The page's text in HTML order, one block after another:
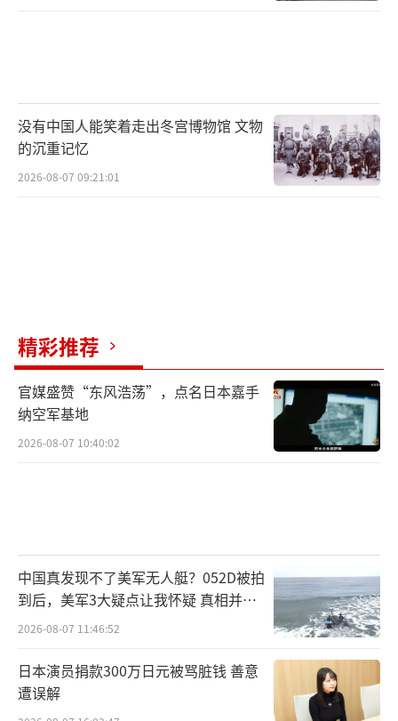
没有中国人能笑着走出冬宫博物馆 文物
的沉重记忆
2026-08-07 09:21:01
精彩推荐
官媒盛赞“东风浩荡”，点名日本嘉手
纳空军基地
2026-08-07 10:40:02
中国真发现不了美军无人艇？052D被拍
到后，美军3大疑点让我怀疑 真相并非
如此
2026-08-07 11:46:52
日本演员捐款300万日元被骂脏钱 善意
遭误解